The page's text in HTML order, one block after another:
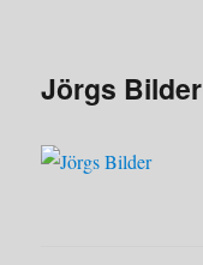
Jörgs Bilder